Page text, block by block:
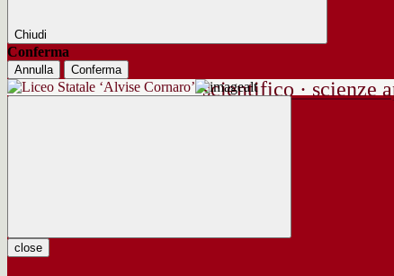
Chiudi
Conferma
Annulla Conferma
scientifico · scienze
close